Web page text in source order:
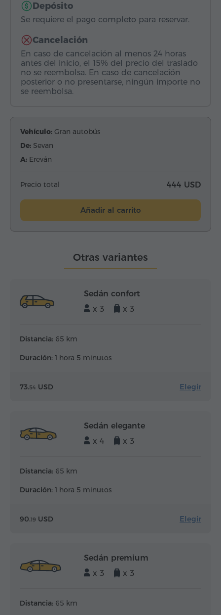
Depósito
Se requiere el pago completo para reservar.
Cancelación
En caso de cancelación al menos 24 horas
antes del inicio, el 15% del precio del traslado
no se reembolsa. En caso de cancelación
posterior o no presentarse, ningún importe no
se reembolsa.
Vehículo: Gran autobús
De: Sevan
A: Ereván
Precio total 444 USD
Añadir al carrito
Otras variantes
Sedán confort
x 3
x 3
Distancia: 65 km
Duración: 1 hora 5 minutos
73.54 USD Elegir
Sedán elegante
x 4
x 3
Distancia: 65 km
Duración: 1 hora 5 minutos
90.19 USD Elegir
Sedán premium
x 3
x 3
Distancia: 65 km